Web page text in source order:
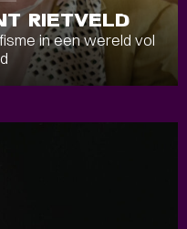
RIETVELD
in een wereld vol